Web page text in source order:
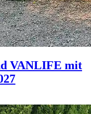
VANLIFE mit